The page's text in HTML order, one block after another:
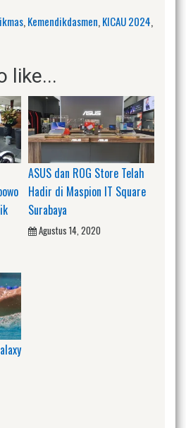
,Kemendikdasmen,KICAU 2024,
like...
ASUS dan ROG Store Telah
Hadir di Maspion IT Square
Surabaya
Agustus 14, 2020